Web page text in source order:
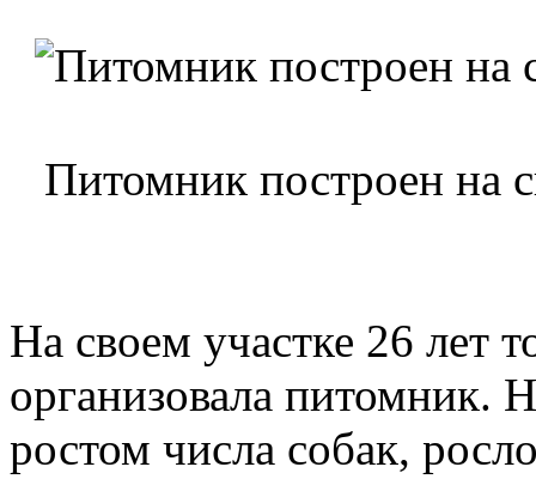
Питомник построен на
На своем участке 26 лет
организовала питомник.
ростом числа собак,